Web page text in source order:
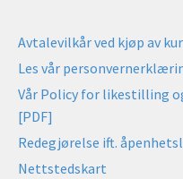
Avtalevilkår ved kjøp av
Les vår
Vår Policy for likestilling
[PDF]
Redegjørelse ift.
Nettstedskart